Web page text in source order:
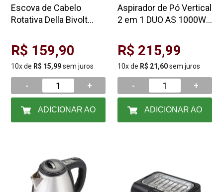
Escova de Cabelo
Rotativa Della Bivolt
1200/1000W A
R$ 159,90
10x de R$ 15,99sem juros
- +
Aspirador de Pó Vertical
2 em 1 DUO AS 1000W
R$ 215,99
10x de R$ 21,60sem juros
- +